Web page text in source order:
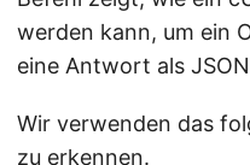
werden kann, um ein
eine Antwort als
Wir verwenden das
zu erkennen.